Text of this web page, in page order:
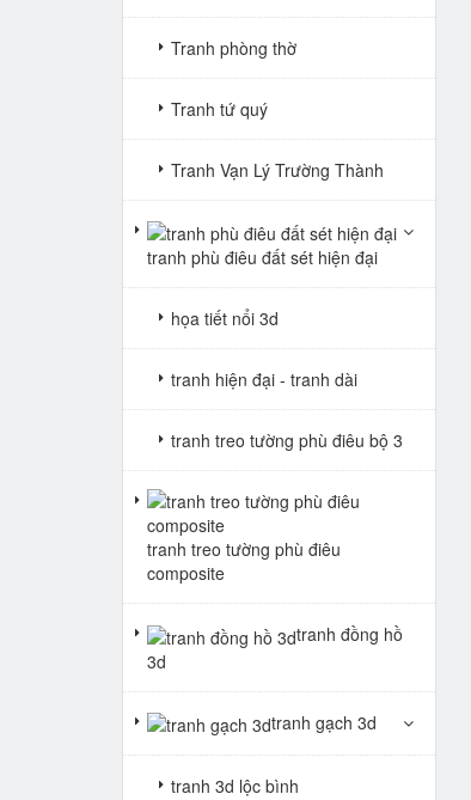
phòng khách 0070T3D tranh phòng khách 0069T3D
Giá: Liên hệ
Tranh phòng thờ
Tranh tứ quý
Tranh Vạn Lý Trường Thành
tranh phù điêu đất sét hiện đại
họa tiết nổi 3d
tranh hiện đại - tranh dài
tranh treo tường phù điêu bộ 3
tranh treo tường phù điêu
composite
tranh đồng hồ
3d
tranh gạch 3d
tranh 3d lộc bình